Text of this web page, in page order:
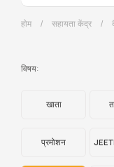
होम / सहायता केंद्र /
विषय:
खाता
प्रमोशन